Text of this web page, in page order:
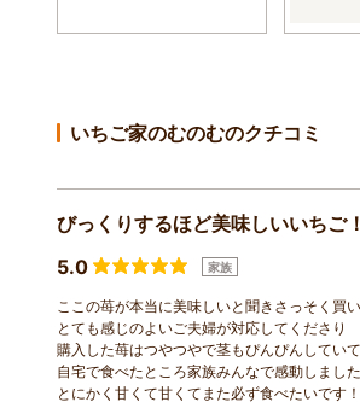
いちご家のむのむのクチコミ
びっくりするほど美味しいいちご
5.0
家族
ここの苺が本当に美味しいと聞きさっそく買
とても感じのよいご夫婦が対応してくださり
購入した苺はつやつやで茎もぴんぴんしていて
自宅で食べたところ家族みんなで感動しまし
とにかく甘くて甘くてまた必ず食べたいです！